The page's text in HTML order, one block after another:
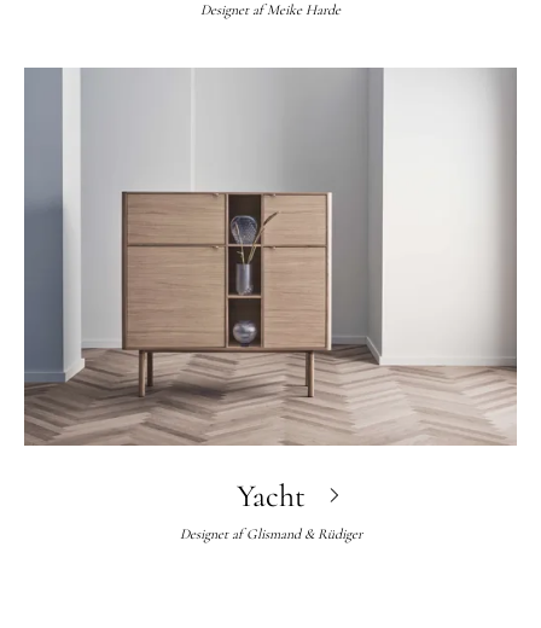
Designet af Meike Harde
Yacht
Designet af Glismand & Rüdiger